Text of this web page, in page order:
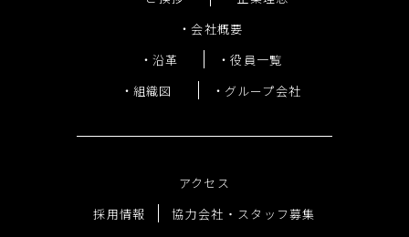
会社概要
沿革
役員一覧
組織図
グループ会社
アクセス
採用情報
協力会社・スタッフ募集